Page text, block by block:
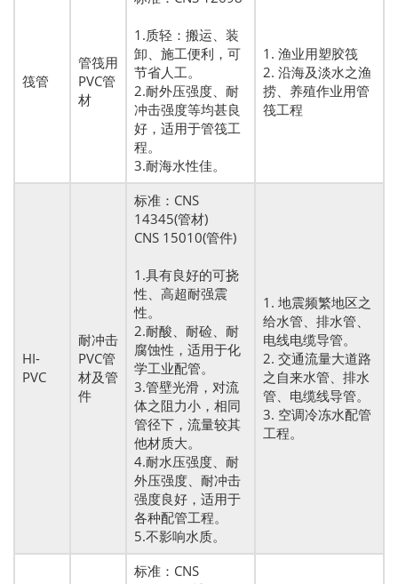
筏管
管筏用
PVC管
材
1.质轻：搬运、装
卸、施工便利，可
节省人工。
2.耐外压强度、耐
冲击强度等均甚良
好，适用于管筏工
程。
3.耐海水性佳。
1. 渔业用塑胶筏
2. 沿海及淡水之渔
捞、养殖作业用管
筏工程
HI-
PVC
耐冲击
PVC管
材及管
件
标准：CNS
14345(管材)
CNS 15010(管件)
1.具有良好的可挠
性、高超耐强震
性。
2.耐酸、耐硷、耐
腐蚀性，适用于化
学工业配管。
3.管壁光滑，对流
体之阻力小，相同
管径下，流量较其
他材质大。
4.耐水压强度、耐
外压强度、耐冲击
强度良好，适用于
各种配管工程。
5.不影响水质。
1. 地震频繁地区之
给水管、排水管、
电线电缆导管。
2. 交通流量大道路
之自来水管、排水
管、电缆线导管。
3. 空调冷冻水配管
工程。
标准：CNS